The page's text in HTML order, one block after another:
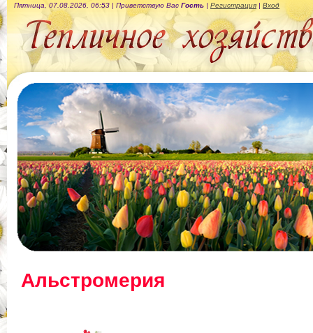
Пятница, 07.08.2026, 06:53 | Приветствую Вас Гость | Регистрация | Вход
.
Альстромерия